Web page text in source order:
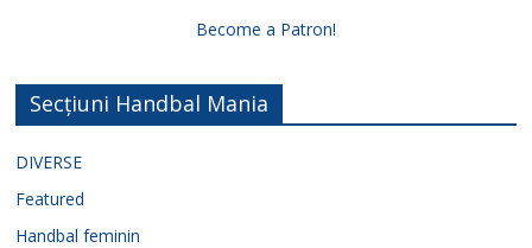
e
Become a Patron!
Secțiuni Handbal Mania
DIVERSE
Featured
Handbal feminin